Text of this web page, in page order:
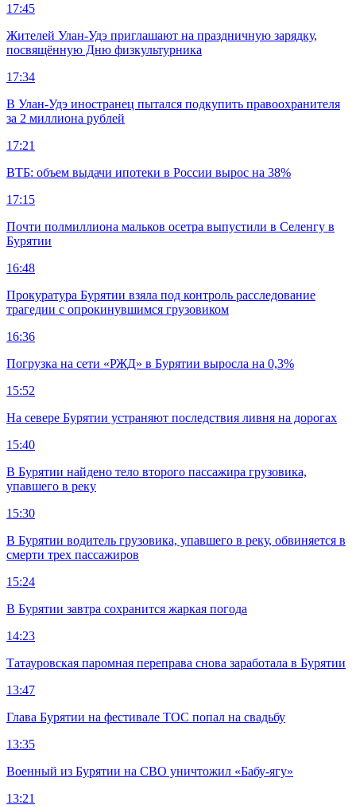
17:45
Жителей Улан-Удэ приглашают на праздничную зарядку,
посвящённую Дню физкультурника
17:34
В Улан-Удэ иностранец пытался подкупить правоохранителя
за 2 миллиона рублей
17:21
ВТБ: объем выдачи ипотеки в России вырос на 38%
17:15
Почти полмиллиона мальков осетра выпустили в Селенгу в
Бурятии
16:48
Прокуратура Бурятии взяла под контроль расследование
трагедии с опрокинувшимся грузовиком
16:36
Погрузка на сети «РЖД» в Бурятии выросла на 0,3%
15:52
На севере Бурятии устраняют последствия ливня на дорогах
15:40
В Бурятии найдено тело второго пассажира грузовика,
упавшего в реку
15:30
В Бурятии водитель грузовика, упавшего в реку, обвиняется в
смерти трех пассажиров
15:24
В Бурятии завтра сохранится жаркая погода
14:23
Татауровская паромная переправа снова заработала в Бурятии
13:47
Глава Бурятии на фестивале ТОС попал на свадьбу
13:35
Военный из Бурятии на СВО уничтожил «Бабу-ягу»
13:21